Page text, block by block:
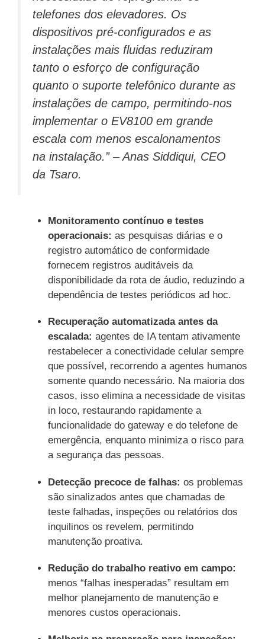
telefones dos elevadores. Os
dispositivos pré-configurados e as
instalações mais fluidas reduziram
tanto o esforço de configuração
quanto o suporte telefônico durante as
instalações de campo, permitindo-nos
implementar o EV8100 em grande
escala com menos escalonamentos
na instalação.” –Anas Siddiqui, CEO
da Tsaro.
Monitoramento contínuo e testes
operacionais: as pesquisas diárias e o
registro automático de conformidade
fornecem registros auditáveis da
disponibilidade da rota de áudio, reduzindo a
dependência de testes periódicos ad hoc.
Recuperação automatizada antes da
escalada: agentes de IA tentam ativamente
restabelecer a conectividade celular sempre
que possível, recorrendo a agentes humanos
somente quando necessário. Na maioria dos
casos, isso elimina a necessidade de visitas
in loco, restaurando rapidamente a
funcionalidade do gateway e do telefone de
emergência, enquanto minimiza o risco para
a segurança das pessoas.
Detecção precoce de falhas: os problemas
são sinalizados antes que chamadas de
teste falhadas, inspeções ou relatórios dos
inquilinos os revelem, permitindo
manutenção proativa.
Redução do trabalho reativo em campo:
menos “falhas inesperadas” resultam em
melhor planejamento de manutenção e
menores custos operacionais.